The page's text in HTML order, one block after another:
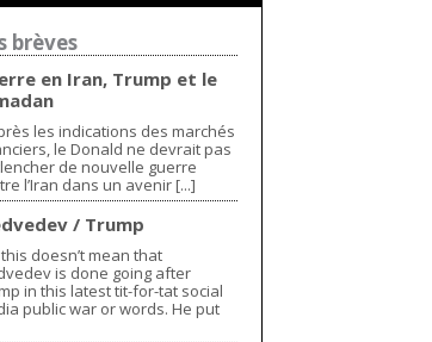
brèves
en Iran, Trump et le
les indications des marchés
le Donald ne devrait pas
de nouvelle guerre
l’Iran dans un avenir [...]
/ Trump
doesn’t mean that
is done going after
in this latest tit-for-tat social
public war or words. He put